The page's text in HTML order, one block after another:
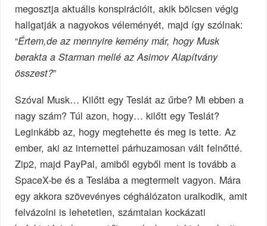
megosztja aktuális konspirációit, akik bölcsen végig
hallgatják a nagyokos véleményét, majd így szólnak:
“Értem,de az mennyire kemény már, hogy Musk
berakta a Starman mellé az Asimov Alapítvány
összest?”
Szóval Musk… Kilőtt egy Teslát az űrbe? Mi ebben a
nagy szám? Túl azon, hogy… kilőtt egy Teslát?
Leginkább az, hogy megtehette és meg is tette. Az
ember, aki az internettel párhuzamosan vált felnőtté.
Zip2, majd PayPal, amiből egyből ment is tovább a
SpaceX-be és a Teslába a megtermelt vagyon. Mára
egy akkora szövevényes céghálózaton uralkodik, amit
felvázolni is lehetetlen, számtalan kockázati